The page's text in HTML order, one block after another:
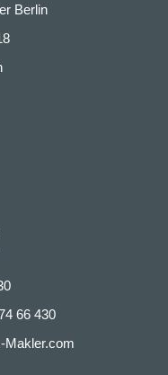
Berlin
66 430
Makler.com